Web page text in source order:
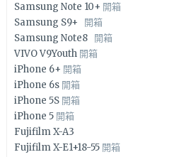
Samsung Note 10+ 開箱
Samsung S9+ 開箱
Samsung Note8 開箱
VIVO V9Youth 開箱
iPhone 6+ 開箱
iPhone 6s 開箱
iPhone 5S 開箱
iPhone 5 開箱
Fujifilm X-A3
Fujifilm X-E1+18-55 開箱